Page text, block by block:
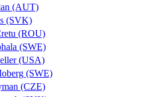
(AUT)
(SVK)
(ROU)
(SWE)
(USA)
(SWE)
(CZE)